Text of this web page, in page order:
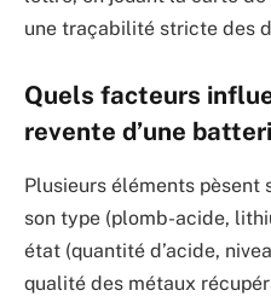
une traçabilité stricte des
Quels facteurs
revente d’une
Plusieurs éléments pèsent
son type (plomb-acide,
état (quantité d’acide,
qualité des métaux